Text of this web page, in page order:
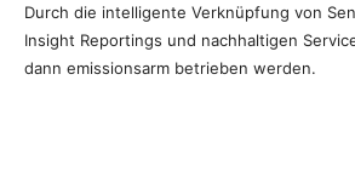
Durch die intelligente Verknüpfung von
Insight Reportings und nachhaltigen
dann emissionsarm betrieben werden.